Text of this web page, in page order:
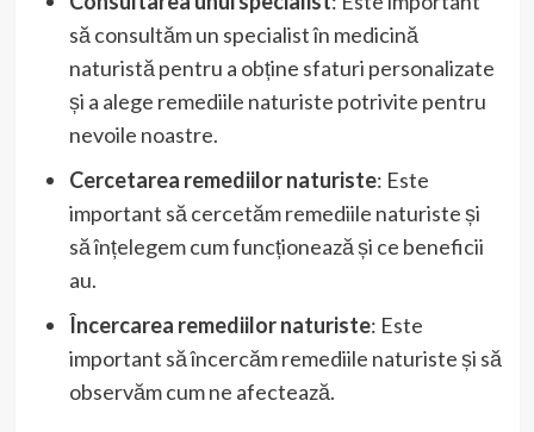
să consultăm un specialist în medicină
naturistă pentru a obține sfaturi personalizate
și a alege remediile naturiste potrivite pentru
nevoile noastre.
Cercetarea remediilor naturiste: Este
important să cercetăm remediile naturiste și
să înțelegem cum funcționează și ce beneficii
au.
Încercarea remediilor naturiste: Este
important să încercăm remediile naturiste și să
observăm cum ne afectează.